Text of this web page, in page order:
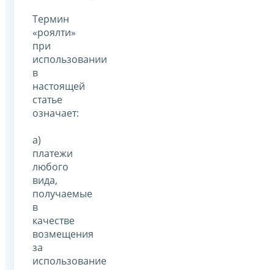
Термин
«роялти»
при
использовании
в
настоящей
статье
означает:
a)
платежи
любого
вида,
получаемые
в
качестве
возмещения
за
использование